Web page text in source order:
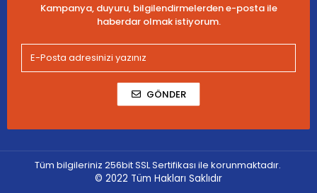
Kampanya, duyuru, bilgilendirmelerden e-posta ile
haberdar olmak istiyorum.
GÖNDER
Tüm bilgileriniz 256bit SSL Sertifikası ile korunmaktadır.
© 2022 Tüm Hakları Saklıdır